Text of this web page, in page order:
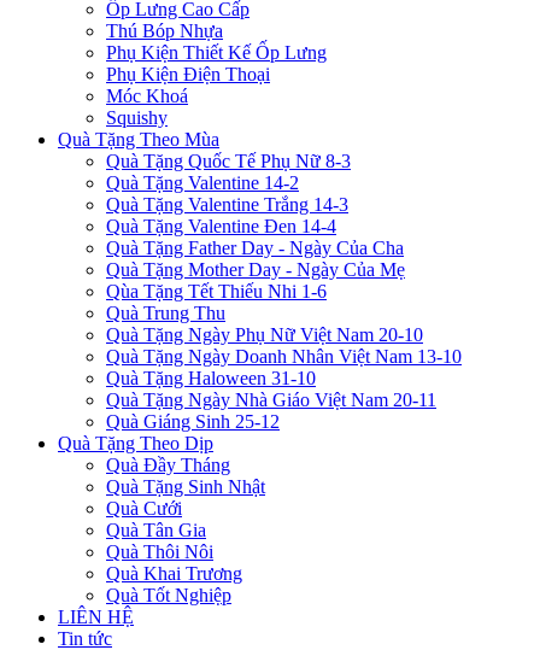
Ốp Lưng Cao Cấp
Thú Bóp Nhựa
Phụ Kiện Thiết Kế Ốp Lưng
Phụ Kiện Điện Thoại
Móc Khoá
Squishy
Quà Tặng Theo Mùa
Quà Tặng Quốc Tế Phụ Nữ 8-3
Quà Tặng Valentine 14-2
Quà Tặng Valentine Trắng 14-3
Quà Tặng Valentine Đen 14-4
Quà Tặng Father Day - Ngày Của Cha
Quà Tặng Mother Day - Ngày Của Mẹ
Qùa Tặng Tết Thiếu Nhi 1-6
Quà Trung Thu
Quà Tặng Ngày Phụ Nữ Việt Nam 20-10
Quà Tặng Ngày Doanh Nhân Việt Nam 13-10
Quà Tặng Haloween 31-10
Quà Tặng Ngày Nhà Giáo Việt Nam 20-11
Quà Giáng Sinh 25-12
Quà Tặng Theo Dịp
Quà Đầy Tháng
Quà Tặng Sinh Nhật
Quà Cưới
Quà Tân Gia
Quà Thôi Nôi
Quà Khai Trương
Quà Tốt Nghiệp
LIÊN HỆ
Tin tức